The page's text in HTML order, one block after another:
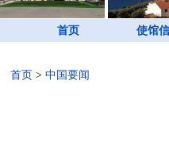
首页 使馆
首页 > 中国要闻